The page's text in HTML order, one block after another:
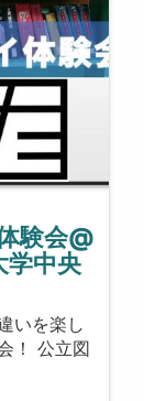
験会@
学中央
いを楽し
！ 公立図